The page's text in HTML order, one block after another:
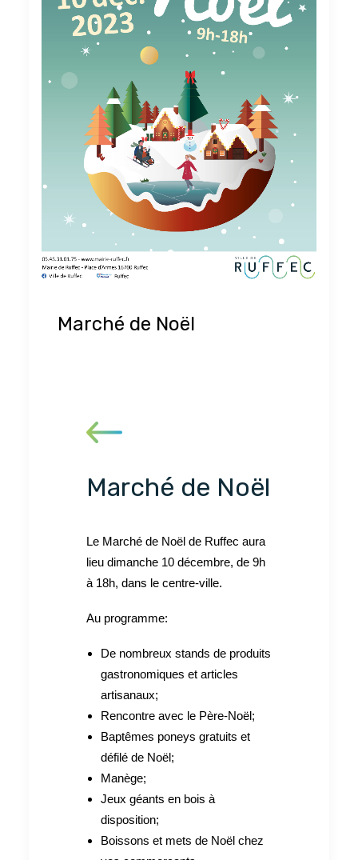
Marché de Noël
Marché de Noël
Le Marché de Noël de Ruffec aura
lieu dimanche 10 décembre, de 9h
à 18h, dans le centre-ville.
Au programme:
De nombreux stands de produits
gastronomiques et articles
artisanaux;
Rencontre avec le Père-Noël;
Baptêmes poneys gratuits et
défilé de Noël;
Manège;
Jeux géants en bois à
disposition;
Boissons et mets de Noël chez